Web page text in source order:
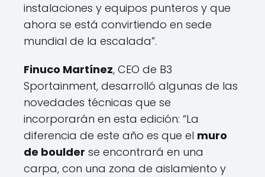
instalaciones y equipos punteros y que
ahora se está convirtiendo en sede
mundial de la escalada”.
Finuco Martínez, CEO de B3
Sportainment, desarrolló algunas de las
novedades técnicas que se
incorporarán en esta edición: “La
diferencia de este año es que el muro
de boulder se encontrará en una
carpa, con una zona de aislamiento y